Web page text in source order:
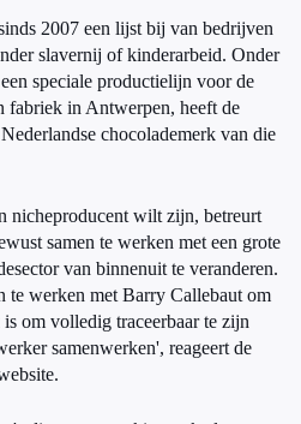
2007 een lijst bij van bedrijven
slavernij of kinderarbeid. Onder
speciale productielijn voor de
fabriek in Antwerpen, heeft de
chocolademerk van die
nicheproducent wilt zijn, betreurt
samen te werken met een grote
van binnenuit te veranderen.
te werken met Barry Callebaut om
om volledig traceerbaar te zijn
samenwerken', reageert de